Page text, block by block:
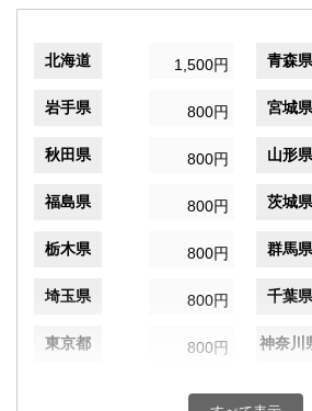
北海道 1,500円 青森県
岩手県 800円 宮城県
秋田県 800円 山形県
福島県 800円 茨城県
栃木県 800円 群馬県
埼玉県 800円 千葉県
東京都 800円 神奈川
800円 富山県